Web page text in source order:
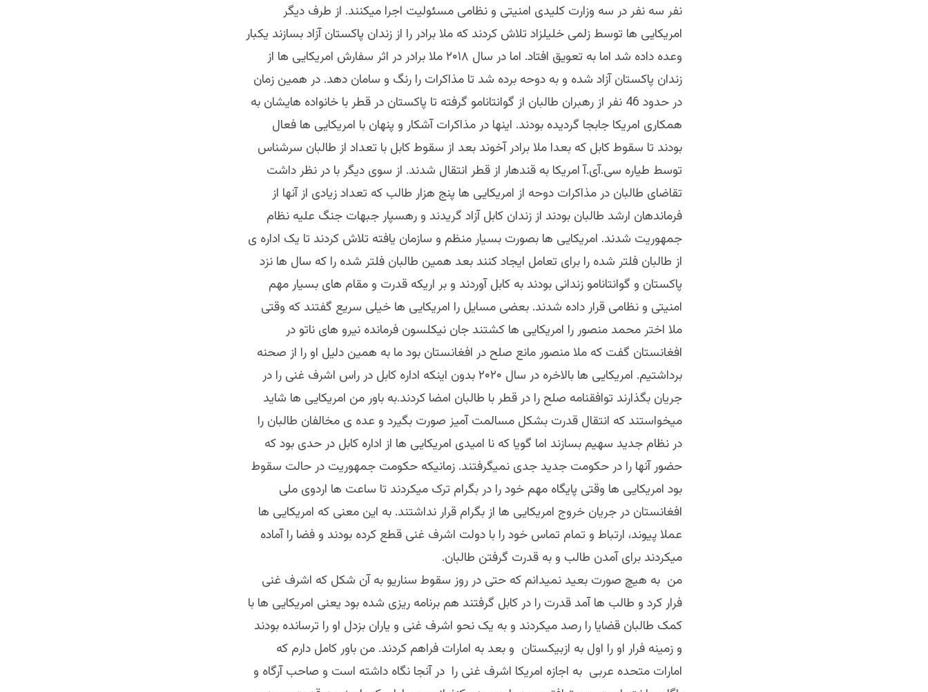
نفر سه نفر در سه وزارت کلیدی امنیتی و نظامی مسئولیت اجرا میکنند. از طرف دیگر
امریکایی ها توسط زلمی خلیلزاد تلاش کردند که ملا برادر را از زندان پاکستان آزاد بسازند یکبار
وعده داده شد اما به تعویق افتاد. اما در سال ۲۰۱۸ ملا برادر در اثر سفارش امریکایی ها از
زندان پاکستان آزاد شده و به دوحه برده شد تا مذاکرات را رنگ و سامان دهد. در همین زمان
در حدود 46 نفر از رهبران طالبان از گوانتانامو گرفته تا پاکستان در قطر با خانواده هایشان به
همکاری امریکا جابجا گردیده بودند. اینها در مذاکرات آشکار و پنهان با امریکایی ها فعال
بودند تا سقوط کابل که بعدا ملا برادر آخوند بعد از سقوط کابل با تعداد از طالبان سرشناس
توسط طیاره سی.آی.آ امریکا به قندهار از قطر انتقال شدند. از سوی دیگر با در نظر داشت
تقاضای طالبان در مذاکرات دوحه از امریکایی ها پنج هزار طالب که تعداد زیادی از آنها از
فرماندهان ارشد طالبان بودند از زندان کابل آزاد گریدند و رهسپار جبهات جنگ علیه نظام
جمهوریت شدند. امریکایی ها بصورت بسیار منظم و سازمان یافته تلاش کردند تا یک اداره ی
از طالبان فلتر شده را برای تعامل ایجاد کنند بعد همین طالبان فلتر شده را که سال ها نزد
پاکستان و گوانتانامو زندانی بودند به کابل آوردند و بر اریکه قدرت و مقام های بسیار مهم
امنیتی و نظامی قرار داده شدند. بعضی مسایل را امریکایی ها خیلی سریع گفتند که وقتی
ملا اختر محمد منصور را امریکایی ها کشتند جان نیکلسون فرمانده نیرو های ناتو در
افغانستان گفت که ملا منصور مانع صلح در افغانستان بود ما به همین دلیل او را از صحنه
برداشتیم. امریکایی ها بالاخره در سال ۲۰۲۰ بدون اینکه اداره کابل در راس اشرف غنی را در
جریان بگذارند توافقنامه صلح را در قطر با طالبان امضا کردند.به باور من امریکایی ها شاید
میخواستند که انتقال قدرت بشکل مسالمت آمیز صورت بگیرد و عده ی مخالفان طالبان را
در نظام جدید سهیم بسازند اما گویا که نا امیدی امریکایی ها از اداره کابل در حدی بود که
حضور آنها را در حکومت جدید جدی نمیگرفتند. زمانیکه حکومت جمهوریت در حالت سقوط
بود امریکایی ها وقتی پایگاه مهم خود را در بگرام ترک میکردند تا ساعت ها اردوی ملی
افغانستان در جریان خروج امریکایی ها از بگرام قرار نداشتند. به این معنی که امریکایی ها
عملا پیوند، ارتباط و تمام تماس خود را با دولت اشرف غنی قطع کرده بودند و فضا را آماده
میکردند برای آمدن طالب و به قدرت گرفتن طالبان.
من به هیچ صورت بعید نمیدانم که حتی در روز سقوط سناریو به آن شکل که اشرف غنی
فرار کرد و طالب ها آمد قدرت را در کابل گرفتند هم برنامه ریزی شده بود یعنی امریکایی ها با
کمک طالبان قضایا را رصد میکردند و به یک نحو اشرف غنی و یاران بزدل او را ترسانده بودند
و زمینه فرار او را اول به ازبیکستان و بعد به امارات فراهم کردند. من باور کامل دارم که
امارات متحده عربی به اجازه امریکا اشرف غنی را در آنجا نگاه داشته است و صاحب آرگاه و